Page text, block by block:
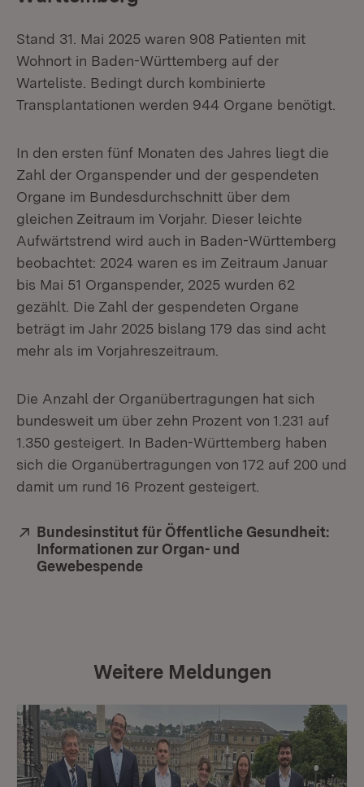
Stand 31. Mai 2025 waren 908 Patienten mit
Wohnort in Baden-Württemberg auf der
Warteliste. Bedingt durch kombinierte
Transplantationen werden 944 Organe benötigt.
In den ersten fünf Monaten des Jahres liegt die
Zahl der Organspender und der gespendeten
Organe im Bundesdurchschnitt über dem
gleichen Zeitraum im Vorjahr. Dieser leichte
Aufwärtstrend wird auch in Baden-Württemberg
beobachtet: 2024 waren es im Zeitraum Januar
bis Mai 51 Organspender, 2025 wurden 62
gezählt. Die Zahl der gespendeten Organe
beträgt im Jahr 2025 bislang 179 das sind acht
mehr als im Vorjahreszeitraum.
Die Anzahl der Organübertragungen hat sich
bundesweit um über zehn Prozent von 1.231 auf
1.350 gesteigert. In Baden-Württemberg haben
sich die Organübertragungen von 172 auf 200 und
damit um rund 16 Prozent gesteigert.
Extern:
Bundesinstitut für Öffentliche Gesundheit:
Informationen zur Organ- und
Gewebespende
Weitere Meldungen